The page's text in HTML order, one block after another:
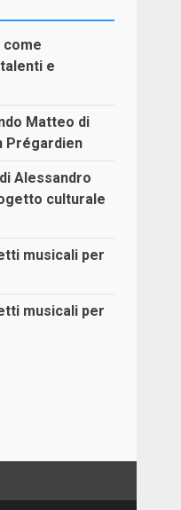
come
e
Matteo di
Prégardien
Alessandro
culturale
musicali per
musicali per